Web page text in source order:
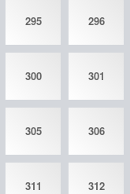
295 296
300 301
305 306
311 312